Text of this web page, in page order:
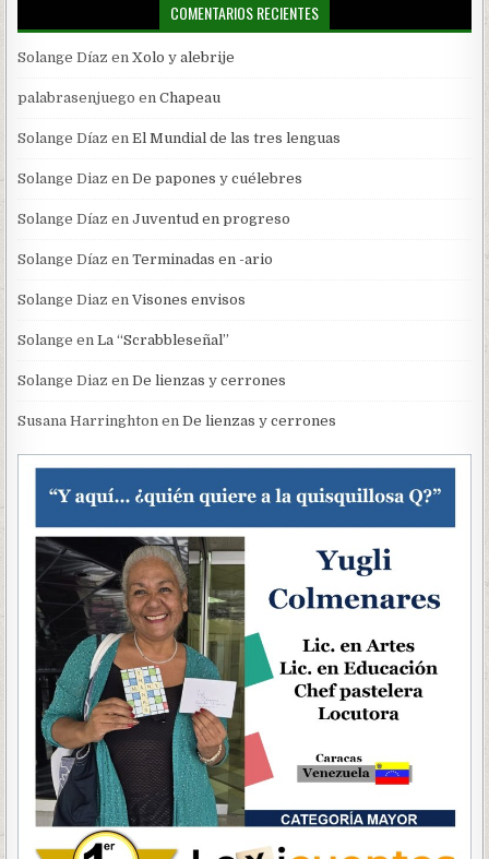
COMENTARIOS RECIENTES
Solange Díaz enXolo y alebrije
palabrasenjuego enChapeau
Solange Díaz enEl Mundial de las tres lenguas
Solange Diaz enDe papones y cuélebres
Solange Díaz enJuventud en progreso
Solange Díaz enTerminadas en -ario
Solange Diaz enVisones envisos
Solange enLa “Scrabbleseñal”
Solange Diaz enDe lienzas y cerrones
Susana Harringhton enDe lienzas y cerrones